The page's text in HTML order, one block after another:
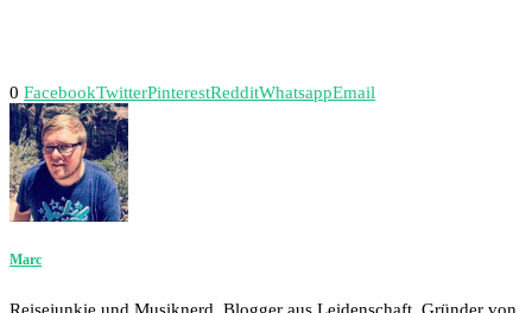
0 FacebookTwitterPinterestRedditWhatsappEmail
Marc